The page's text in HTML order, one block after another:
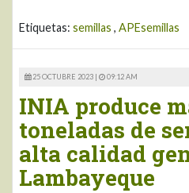
Etiquetas: semillas , APEsemillas
25 OCTUBRE 2023 | 09:12 AM
INIA produce
toneladas de
alta calidad
Lambayeque